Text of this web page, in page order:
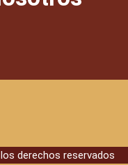
derechos reservados